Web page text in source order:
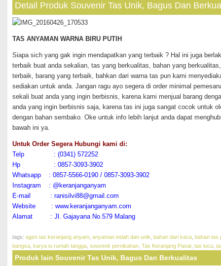
Detail Produk Souvenir Tas Unik, Bagus Dan
TAS ANYAMAN WARNA BIRU PUTIH
Siapa sich yang gak ingin mendapatkan yang terbaik ? Hal ini juga
terbaik buat anda sekalian, tas yang berkualitas, bahan yang
terbaik, barang yang terbaik, bahkan dari warna tas pun kami
sediakan untuk anda. Jangan ragu ayo segera di order minimal
sekali buat anda yang ingin berbisnis, karena kami menjual barang
anda yang ingin berbisnis saja, karena tas ini juga sangat cocok untuk
dengan bahan sembako. Oke untuk info lebih lanjut anda dapat
bawah ini ya.
Untuk Order Segera Hubungi kami di:
Telp : (0341) 572252
Hp : 0857-3093-3902
Whatsapp : 0857-5566-0190 / 0857-3093-3902
Instagram : @keranjanganyam
E-mail : ranisilvi88@gmail.com
Website : www.keranjanganyam.com
Alamat : Jl. Gajayana No.579 Malang
tags: agen tas keranjang anyam anyaman indah dan unik bahan dari kaca bahan tas
bangsa karya iu rumah tangga souvenir pernikahan Tas Keranjang Pasar, tas lucu
Produk lain Souvenir Tas Unik, Bagus Dan Berkualitas